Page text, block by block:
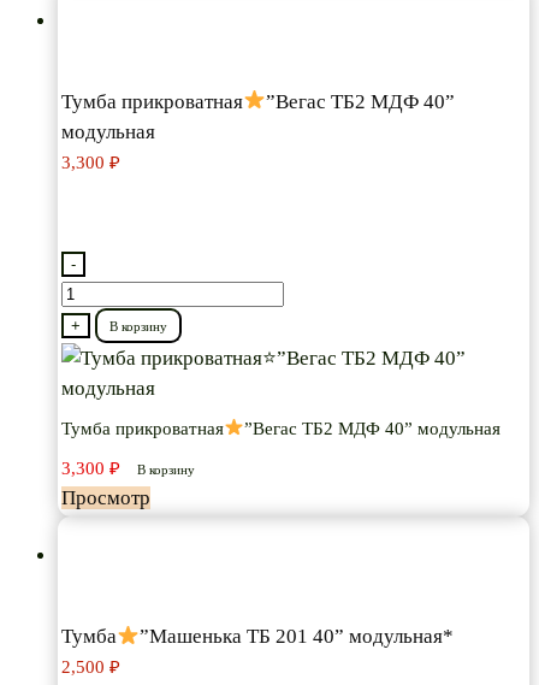
Тумба прикроватная
”Вегас ТБ2 МДФ 40”
модульная
3,300 ₽
-
Количество
товара
Тумба
прикроватная
”Вегас
ТБ2
МДФ
+ В корзину
Тумба прикроватная ”Вегас ТБ2 МДФ 40” модульная
3,300 ₽ В корзину
Просмотр
Тумба ”Машенька ТБ 201 40” модульная*
2,500 ₽